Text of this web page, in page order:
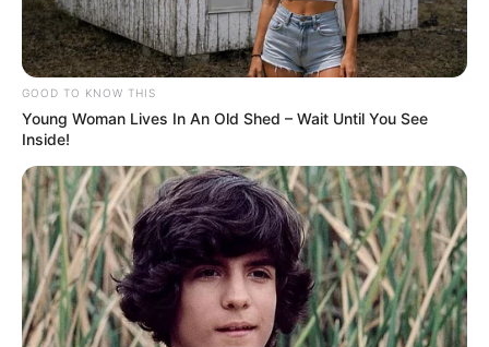
GOOD TO KNOW THIS
Young Woman Lives In An Old Shed – Wait Until You See
Inside!